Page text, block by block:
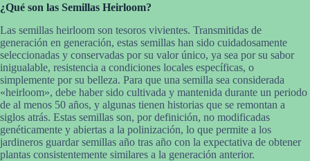
¿Qué son las Semillas Heirloom?
Las semillas heirloom son tesoros vivientes. Transmitidas de
generación en generación, estas semillas han sido cuidadosamente
seleccionadas y conservadas por su valor único, ya sea por su sabor
inigualable, resistencia a condiciones locales específicas, o
simplemente por su belleza. Para que una semilla sea considerada
«heirloom», debe haber sido cultivada y mantenida durante un periodo
de al menos 50 años, y algunas tienen historias que se remontan a
siglos atrás. Estas semillas son, por definición, no modificadas
genéticamente y abiertas a la polinización, lo que permite a los
jardineros guardar semillas año tras año con la expectativa de obtener
plantas consistentemente similares a la generación anterior.